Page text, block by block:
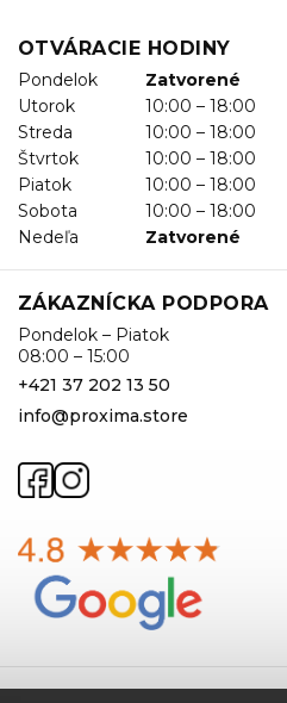
OTVÁRACIE HODINY
Pondelok
Zatvorené
Utorok
10:00 – 18:00
Streda
10:00 – 18:00
Štvrtok
10:00 – 18:00
Piatok
10:00 – 18:00
Sobota
10:00 – 18:00
Nedeľa
Zatvorené
ZÁKAZNÍCKA PODPORA
Pondelok – Piatok
08:00 – 15:00
+421 37 202 13 50
info@proxima.store